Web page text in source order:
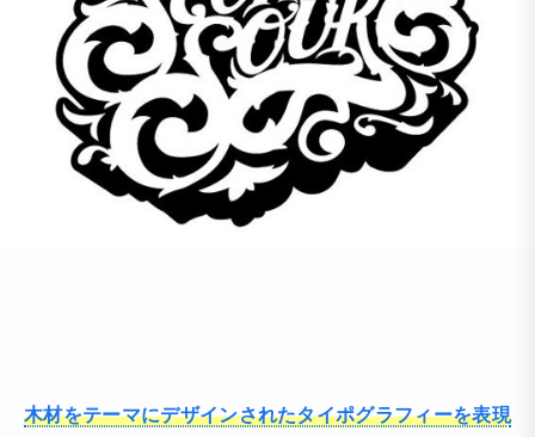
木材をテーマにデザインされたタイポグラフィーを表現